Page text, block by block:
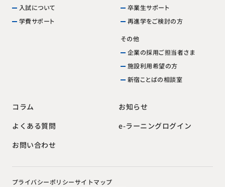
入試について
学費サポート
卒業生サポート
再進学をご検討の方
その他
企業の採用ご担当者さま
施設利用希望の方
新宿ことばの相談室
コラム お知らせ
よくある質問 e-ラーニングログイン
お問い合わせ
プライバシーポリシーサイトマップ